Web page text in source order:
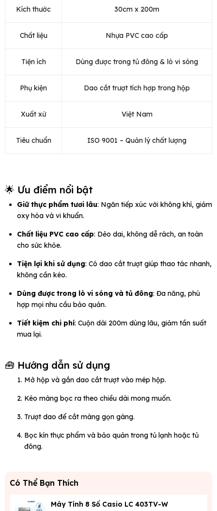
Kích thước 30cm x 200m
Chất liệu Nhựa PVC cao cấp
Tiện ích Dùng được trong tủ đông & lò vi sóng
Phụ kiện Dao cắt trượt tích hợp trong hộp
Xuất xứ Việt Nam
Tiêu chuẩn ISO 9001 – Quản lý chất lượng
🌟 Ưu điểm nổi bật
Giữ thực phẩm tươi lâu: Ngăn tiếp xúc với không khí, giảm
oxy hóa và vi khuẩn.
Chất liệu PVC cao cấp: Dẻo dai, không dễ rách, an toàn
cho sức khỏe.
Tiện lợi khi sử dụng: Có dao cắt trượt giúp thao tác nhanh,
không cần kéo.
Dùng được trong lò vi sóng và tủ đông: Đa năng, phù
hợp mọi nhu cầu bảo quản.
Tiết kiệm chi phí: Cuộn dài 200m dùng lâu, giảm tần suất
mua lại.
🧰 Hướng dẫn sử dụng
Mở hộp và gắn dao cắt trượt vào mép hộp.
Kéo màng bọc ra theo chiều dài mong muốn.
Trượt dao để cắt màng gọn gàng.
Bọc kín thực phẩm và bảo quản trong tủ lạnh hoặc tủ
đông.
Có Thể Bạn Thích
Máy Tính 8 Số Casio LC 403TV-W